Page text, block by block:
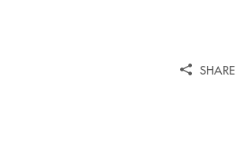
SHARE